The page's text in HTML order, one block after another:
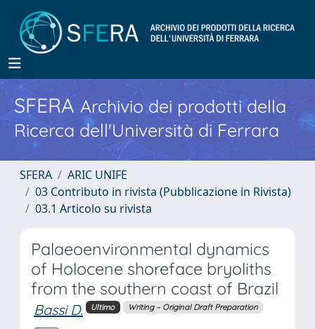
SFERA Archivio dei prodotti della
Ricerca dell'Università di Ferrara
SFERA
ARIC UNIFE
03 Contributo in rivista (Pubblicazione in Rivista)
03.1 Articolo su rivista
Palaeoenvironmental dynamics
of Holocene shoreface bryoliths
from the southern coast of Brazil
Bassi D. Ultimo Writing – Original Draft Preparation